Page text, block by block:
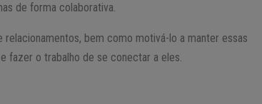
de forma colaborativa.
bem como motivá-lo a manter essas
fazer o trabalho de se conectar a eles.